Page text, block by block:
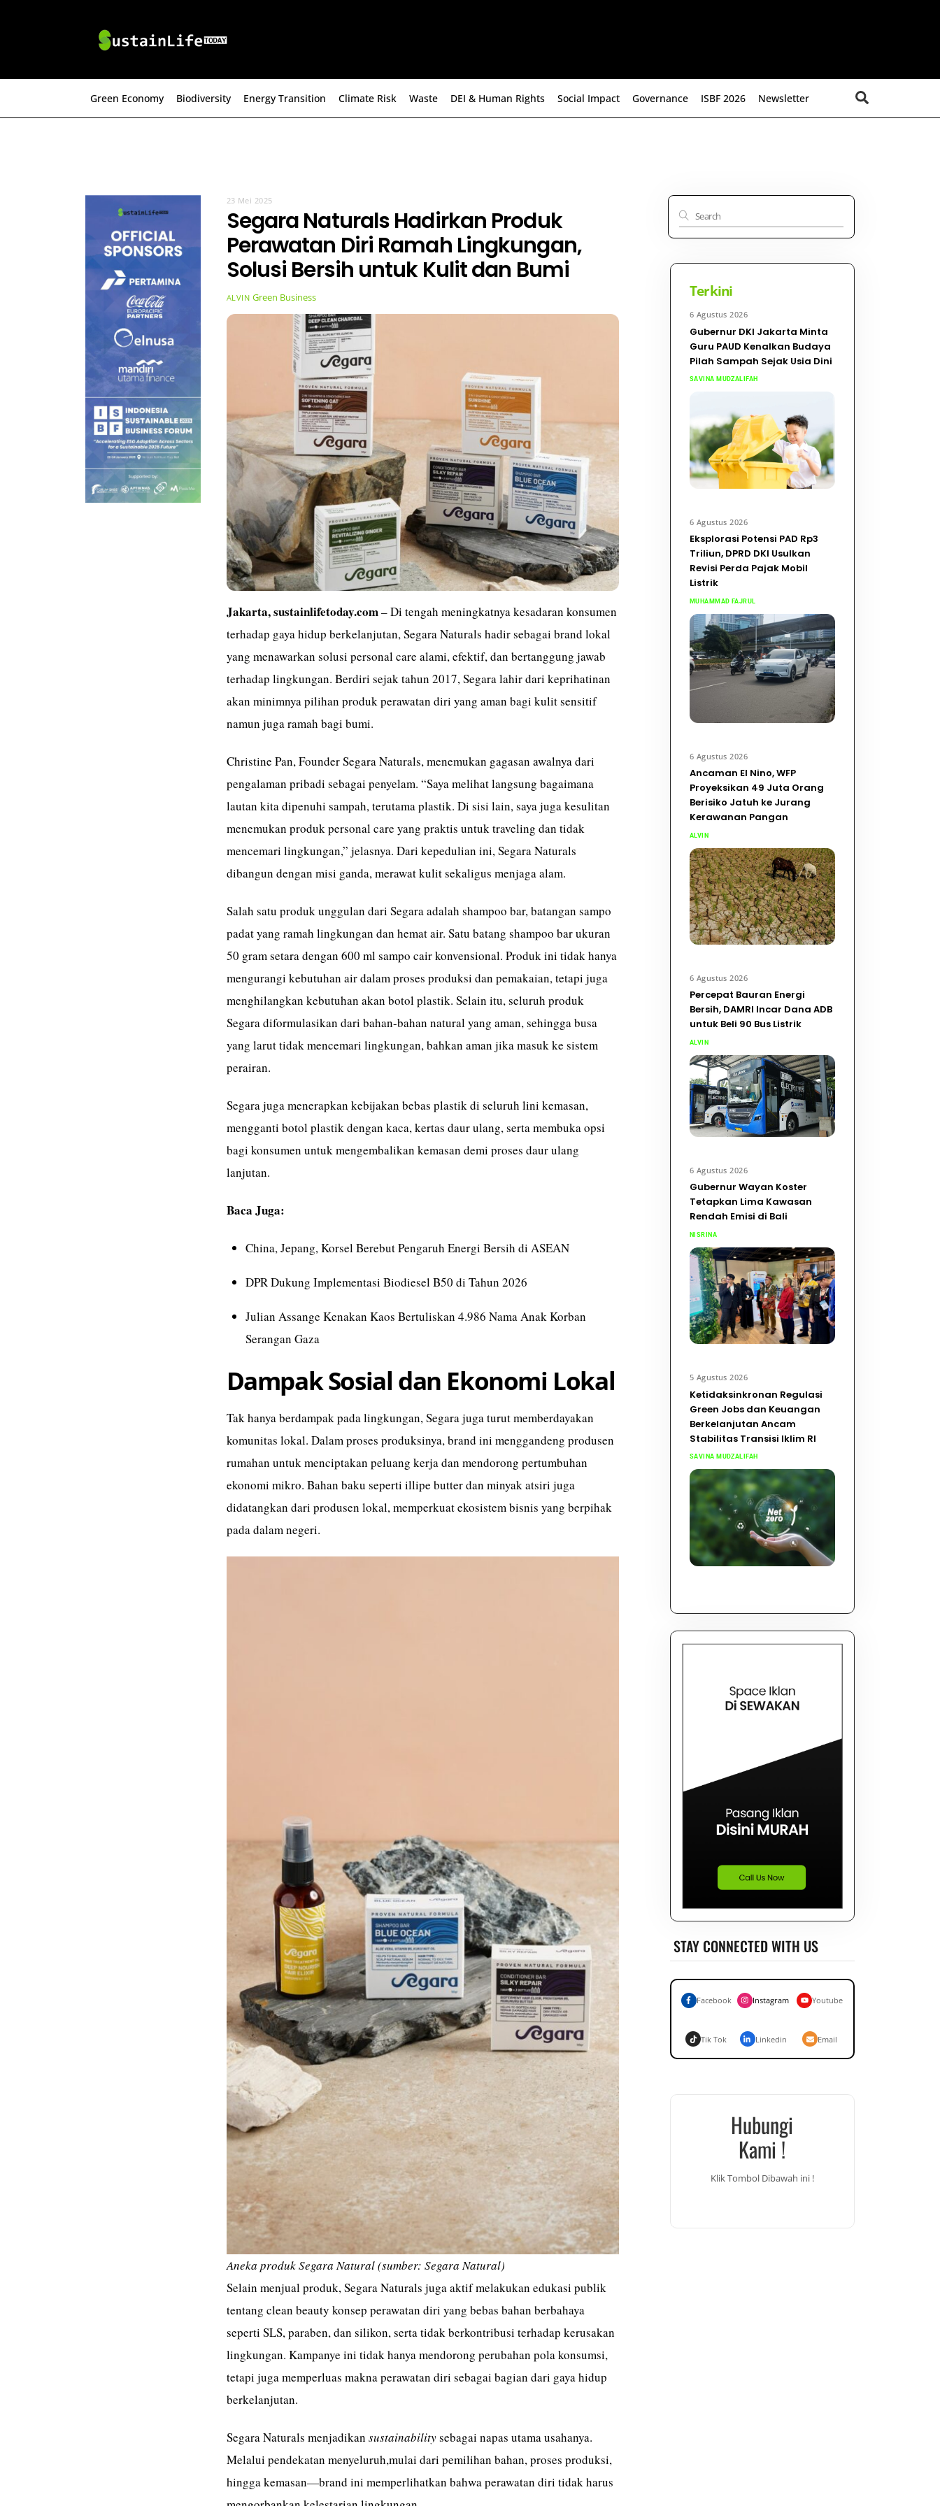
Green Economy Biodiversity Energy Transition Climate Risk Waste DEI & Human Rights Social Impact Governance ISBF 2026 Newsletter
23 Mei 2025
Segara Naturals Hadirkan Produk
Perawatan Diri Ramah Lingkungan,
Solusi Bersih untuk Kulit dan Bumi
ALVIN Green Business
Jakarta,sustainlifetoday.com– Di tengah meningkatnya kesadaran konsumen
terhadap gaya hidup berkelanjutan, Segara Naturals hadir sebagai brand lokal
yang menawarkan solusi personal care alami, efektif, dan bertanggung jawab
terhadap lingkungan. Berdiri sejak tahun 2017, Segara lahir dari keprihatinan
akan minimnya pilihan produk perawatan diri yang aman bagi kulit sensitif
namun juga ramah bagi bumi.
Christine Pan, Founder Segara Naturals, menemukan gagasan awalnya dari
pengalaman pribadi sebagai penyelam. “Saya melihat langsung bagaimana
lautan kita dipenuhi sampah, terutama plastik. Di sisi lain, saya juga kesulitan
menemukan produk personal care yang praktis untuk traveling dan tidak
mencemari lingkungan,” jelasnya. Dari kepedulian ini, Segara Naturals
dibangun dengan misi ganda, merawat kulit sekaligus menjaga alam.
Salah satu produk unggulan dari Segara adalah shampoo bar, batangan sampo
padat yang ramah lingkungan dan hemat air. Satu batang shampoo bar ukuran
50 gram setara dengan 600 ml sampo cair konvensional. Produk ini tidak hanya
mengurangi kebutuhan air dalam proses produksi dan pemakaian, tetapi juga
menghilangkan kebutuhan akan botol plastik. Selain itu, seluruh produk
Segara diformulasikan dari bahan-bahan natural yang aman, sehingga busa
yang larut tidak mencemari lingkungan, bahkan aman jika masuk ke sistem
perairan.
Segara juga menerapkan kebijakan bebas plastik di seluruh lini kemasan,
mengganti botol plastik dengan kaca, kertas daur ulang, serta membuka opsi
bagi konsumen untuk mengembalikan kemasan demi proses daur ulang
lanjutan.
Baca Juga:
China, Jepang, Korsel Berebut Pengaruh Energi Bersih di ASEAN
DPR Dukung Implementasi Biodiesel B50 di Tahun 2026
Julian Assange Kenakan Kaos Bertuliskan 4.986 Nama Anak Korban
Serangan Gaza
Dampak Sosial dan Ekonomi Lokal
Tak hanya berdampak pada lingkungan, Segara juga turut memberdayakan
komunitas lokal. Dalam proses produksinya, brand ini menggandeng produsen
rumahan untuk menciptakan peluang kerja dan mendorong pertumbuhan
ekonomi mikro. Bahan baku seperti illipe butter dan minyak atsiri juga
didatangkan dari produsen lokal, memperkuat ekosistem bisnis yang berpihak
pada dalam negeri.
Aneka produk Segara Natural (sumber: Segara Natural)
Selain menjual produk, Segara Naturals juga aktif melakukan edukasi publik
tentang clean beauty konsep perawatan diri yang bebas bahan berbahaya
seperti SLS, paraben, dan silikon, serta tidak berkontribusi terhadap kerusakan
lingkungan. Kampanye ini tidak hanya mendorong perubahan pola konsumsi,
tetapi juga memperluas makna perawatan diri sebagai bagian dari gaya hidup
berkelanjutan.
Segara Naturals menjadikan sustainabilitysebagai napas utama usahanya.
Melalui pendekatan menyeluruh,mulai dari pemilihan bahan, proses produksi,
hingga kemasan—brand ini memperlihatkan bahwa perawatan diri tidak harus
Terkini
6 Agustus 2026
Gubernur DKI Jakarta Minta
Guru PAUD Kenalkan Budaya
Pilah Sampah Sejak Usia Dini
SAVINA MUDZALIFAH
6 Agustus 2026
Eksplorasi Potensi PAD Rp3
Triliun, DPRD DKI Usulkan
Revisi Perda Pajak Mobil
Listrik
MUHAMMAD FAJRUL
6 Agustus 2026
Ancaman El Nino, WFP
Proyeksikan 49 Juta Orang
Berisiko Jatuh ke Jurang
Kerawanan Pangan
ALVIN
6 Agustus 2026
Percepat Bauran Energi
Bersih, DAMRI Incar Dana ADB
untuk Beli 90 Bus Listrik
ALVIN
6 Agustus 2026
Gubernur Wayan Koster
Tetapkan Lima Kawasan
Rendah Emisi di Bali
NISRINA
5 Agustus 2026
Ketidaksinkronan Regulasi
Green Jobs dan Keuangan
Berkelanjutan Ancam
Stabilitas Transisi Iklim RI
SAVINA MUDZALIFAH
STAY CONNECTED WITH US
Facebook Instagram Youtube
Tik Tok Linkedin Email
Hubungi
Kami !
Klik Tombol Dibawah ini !